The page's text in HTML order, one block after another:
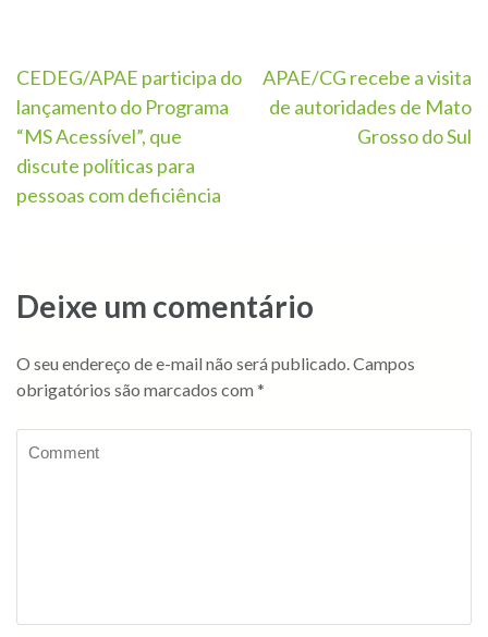
CEDEG/APAE participa do
lançamento do Programa
“MS Acessível”, que
discute políticas para
pessoas com deficiência
APAE/CG recebe a visita
de autoridades de Mato
Grosso do Sul
Deixe um comentário
O seu endereço de e-mail não será publicado. Campos
obrigatórios são marcados com *